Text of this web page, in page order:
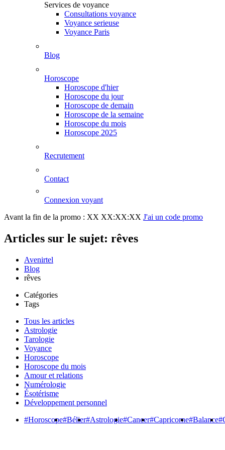
Services de voyance
Consultations voyance
Voyance serieuse
Voyance Paris
Blog
Horoscope
Horoscope d'hier
Horoscope du jour
Horoscope de demain
Horoscope de la semaine
Horoscope du mois
Horoscope 2025
Recrutement
Contact
Connexion voyant
Avant la fin de la promo : XX XX:XX:XX J'ai un code promo
Articles sur le sujet: rêves
Avenirtel
Blog
rêves
Catégories
Tags
Tous les articles
Astrologie
Tarologie
Voyance
Horoscope
Horoscope du mois
Amour et relations
Numérologie
Ésotérisme
Développement personnel
#Horoscope#Bélier#Astrologie#Cancer#Capricorne#Balance